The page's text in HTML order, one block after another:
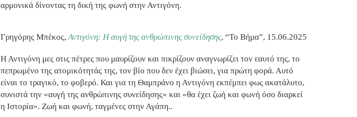
αρμονικά δίνοντας τη δική της φωνή στην Αντιγόνη.
Γρηγόρης Μπέκος,Αντιγόνη: Η αυγή της ανθρώπινης συνείδησης, “Το Βήμα”, 15.06.2025
Η Αντιγόνη μες στις πέτρες που μαυρίζουν και πικρίζουν αναγνωρίζει τον εαυτό της, το
πεπρωμένο της ατομικότητάς της, τον βίο που δεν έχει βιώσει, για πρώτη φορά. Αυτό
είναι το τραγικό, το φοβερό. Και για τη Θαμπράνο η Αντιγόνη εκπέμπει φως ακατάλυτο,
συνιστά την «αυγή της ανθρώπινης συνείδησης» και «θα έχει ζωή και φωνή όσο διαρκεί
η Ιστορία». Ζωή και φωνή, ταγμένες στην Αγάπη..